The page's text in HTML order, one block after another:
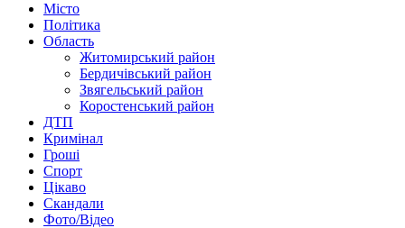
Місто
Політика
Область
Житомирський район
Бердичівський район
Звягельський район
Коростенський район
ДТП
Кримінал
Гроші
Спорт
Цікаво
Скандали
Фото/Відео